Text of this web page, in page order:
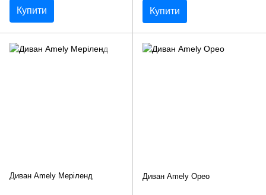
Купити Купити
Диван Amely Меріленд Диван Amely Орео